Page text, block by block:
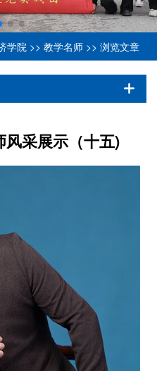
学院 >> 教学名师 >> 浏览文章
采展示（十五)